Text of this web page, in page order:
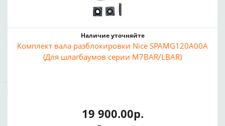
Наличие уточняйте
Комплект вала разблокировки Nice SPAMG120A00A
(Для шлагбаумов серии M7BAR/LBAR)
19 900.00р.